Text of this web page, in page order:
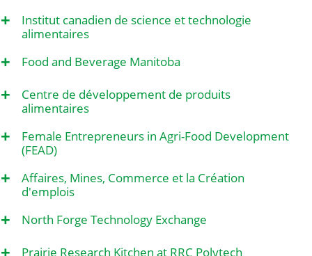
+
Institut canadien de science et technologie
alimentaires
+ Food and Beverage Manitoba
+
Centre de développement de produits
alimentaires
+
Female Entrepreneurs in Agri-Food Development
(FEAD)
+
Affaires, Mines, Commerce et la Création
d'emplois
+ North Forge Technology Exchange
Prairie Research Kitchen at RRC Polytech